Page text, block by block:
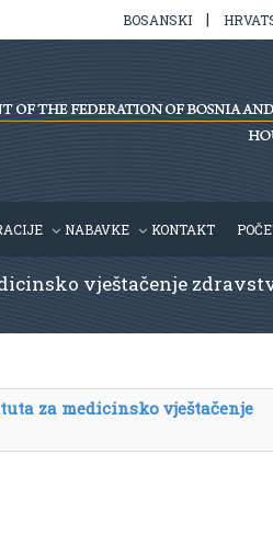
BOSANSKI |
NABAVKE KONTAKT
vještačenje
za medicinsko vještačenje